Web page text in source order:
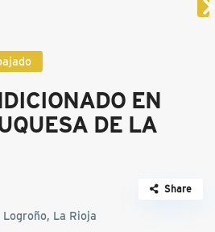
EN
DE LA
La Rioja
Share